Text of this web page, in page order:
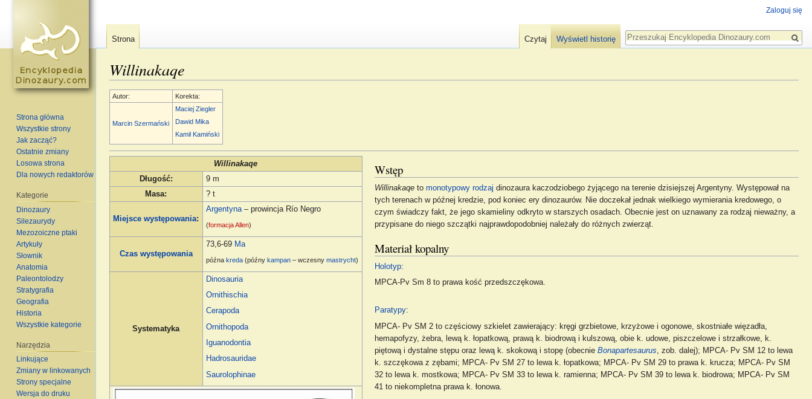
Willinakaqe
Autor: Korekta:
Marcin Szermański
Maciej Ziegler
Dawid Mika
Kamil Kamiński
Willinakaqe
Długość:
9 m
Masa: ? t
Miejsce występowania:
Argentyna– prowincja Río Negro
(formacja Allen)
Czas występowania
73,6-69 Ma
późnakreda (późnykampan – wczesnymastrycht)
Systematyka
Dinosauria
Ornithischia
Cerapoda
Ornithopoda
Iguanodontia
Hadrosauridae
Saurolophinae
Wstęp
Willinakaqeto monotypowy rodzaj dinozaura kaczodziobego żyjącego na terenie dzisiejszej Argentyny. Występował na
tych terenach w późnej kredzie, pod koniec ery dinozaurów. Nie doczekał jednak wielkiego wymierania kredowego, o
czym świadczy fakt, że jego skamieliny odkryto w starszych osadach. Obecnie jest on uznawany za rodzaj nieważny, a
przypisane do niego szczątki najprawdopodobniej należały do różnych zwierząt.
Materiał kopalny
Holotyp:
MPCA-Pv Sm 8 to prawa kość przedszczękowa.
Paratypy:
MPCA- Pv SM 2 to częściowy szkielet zawierający: kręgi grzbietowe, krzyżowe i ogonowe, skostniałe więzadła,
hemapofyzy, żebra, lewą k. łopatkową, prawą k. biodrową i kulszową, obie k. udowe, piszczelowe i strzałkowe, k.
piętową i dystalne stępu oraz lewą k. skokową i stopę (obecnie Bonapartesaurus , zob. dalej); MPCA- Pv SM 12 to lewa
k. szczękowa z zębami; MPCA- Pv SM 27 to lewa k. łopatkowa; MPCA- Pv SM 29 to prawa k. krucza; MPCA- Pv SM
32 to lewa k. mostkowa; MPCA- Pv SM 33 to lewa k. ramienna; MPCA- Pv SM 39 to lewa k. biodrowa; MPCA- Pv SM
41 to niekompletna prawa k. łonowa.
Zaloguj się
Strona Czytaj Wyświetl historię
Szukaj
Strona główna
Wszystkie strony
Jak zacząć?
Ostatnie zmiany
Losowa strona
Dla nowych redaktorów
Kategorie
Dinozaury
Silezaurydy
Mezozoiczne ptaki
Artykuły
Słownik
Anatomia
Paleontolodzy
Stratygrafia
Geografia
Historia
Wszystkie kategorie
Narzędzia
Linkujące
Zmiany w linkowanych
Strony specjalne
Wersja do druku